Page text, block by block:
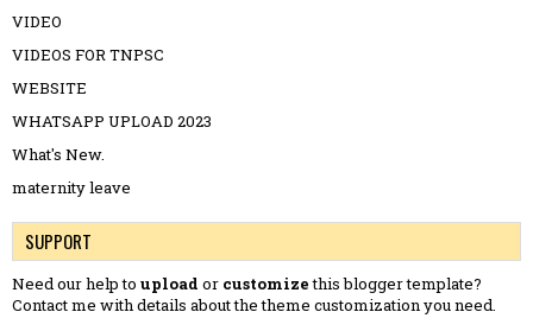
VIDEO
VIDEOS FOR TNPSC
WEBSITE
WHATSAPP UPLOAD 2023
What's New.
maternity leave
SUPPORT
Need our help to upload or customizethis blogger template?
Contact me with details about the theme customization you need.